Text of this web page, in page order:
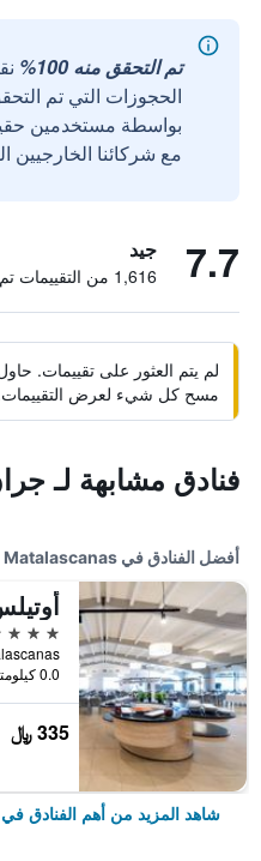
تم التحقق منه 100%
الحجوزات التي تم
مع شركائنا الخارجيين
7.7 جيد
1,616 من التقييمات تم التحقق منها
لم يتم العثور على تقييمات.
مسح كل شيء لعرض
فنادق مشابهة لـ
أفضل الفنادق في Matalascanas
4 نجوم
0.0 كيلومتر عن وسط المدينة
335 ﷼
شاهد المزيد من أهم الفنادق في Matalascanas